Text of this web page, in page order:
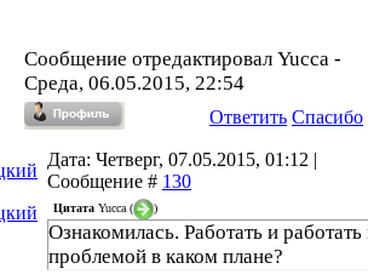
Сообщение отредактировал Yucca -
Среда, 06.05.2015, 22:54
Ответить Спасибо
Дата: Четверг, 07.05.2015, 01:12 |
Сообщение # 130
Цитата Yucca ( )
Ознакомилась. Работать и работать
проблемой в каком плане?